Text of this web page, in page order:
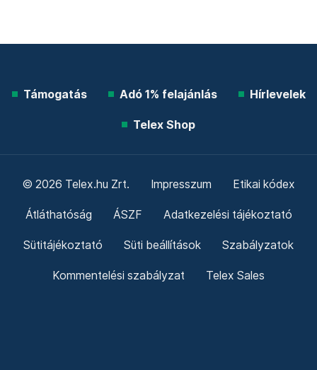
Támogatás Adó 1% felajánlás Hírlevelek
Telex Shop
© 2026 Telex.hu Zrt. Impresszum Etikai kódex
Átláthatóság ÁSZF Adatkezelési tájékoztató
Sütitájékoztató Süti beállítások Szabályzatok
Kommentelési szabályzat Telex Sales